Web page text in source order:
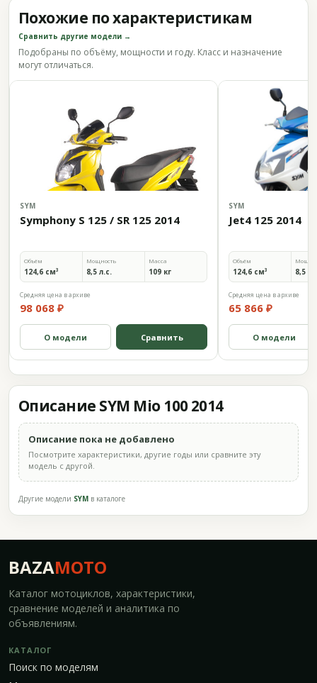
Похожие по характеристикам
Сравнить другие модели →
Подобраны по объёму, мощности и году. Класс и назначение
могут отличаться.
SYM
Symphony S 125 / SR 125 2014
Объём
124,6 см³
Мощность
8,5 л.с.
Масса
109 кг
Средняя цена в архиве
98 068 ₽
О модели Сравнить
SYM
Jet4 125 2014
Объём
124,6 см³ 8,5
Средняя цена в архиве
65 866 ₽
О модели
Описание SYM Mio 100 2014
Описание пока не добавлено
Посмотрите характеристики, другие годы или сравните эту
модель с другой.
Другие модели SYM в каталоге
BAZAMOTO
Каталог мотоциклов, характеристики,
сравнение моделей и аналитика по
объявлениям.
КАТАЛОГ
Поиск по моделям